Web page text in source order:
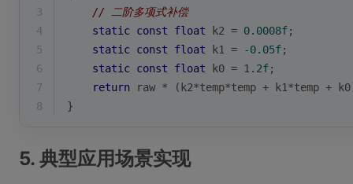
3
// 二阶多项式补偿
4
static const float k2 = 0.0008f;
5
static const float k1 = -0.05f;
6
static const float k0 = 1.2f;
7
return raw * (k2*temp*temp + k1*temp +
8
}
5. 典型应用场景实现